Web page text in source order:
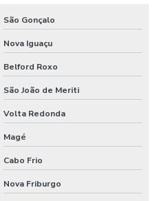
do trabalho
São Gonçalo
Nova Iguaçu
Belford Roxo
São João de Meriti
Volta Redonda
Magé
Cabo Frio
Nova Friburgo